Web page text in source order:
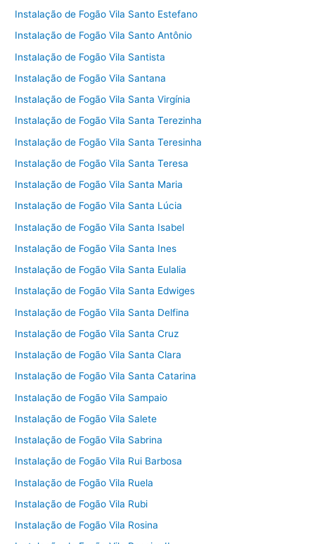
Instalação de Fogão Vila Santo Estefano
Instalação de Fogão Vila Santo Antônio
Instalação de Fogão Vila Santista
Instalação de Fogão Vila Santana
Instalação de Fogão Vila Santa Virgínia
Instalação de Fogão Vila Santa Terezinha
Instalação de Fogão Vila Santa Teresinha
Instalação de Fogão Vila Santa Teresa
Instalação de Fogão Vila Santa Maria
Instalação de Fogão Vila Santa Lúcia
Instalação de Fogão Vila Santa Isabel
Instalação de Fogão Vila Santa Ines
Instalação de Fogão Vila Santa Eulalia
Instalação de Fogão Vila Santa Edwiges
Instalação de Fogão Vila Santa Delfina
Instalação de Fogão Vila Santa Cruz
Instalação de Fogão Vila Santa Clara
Instalação de Fogão Vila Santa Catarina
Instalação de Fogão Vila Sampaio
Instalação de Fogão Vila Salete
Instalação de Fogão Vila Sabrina
Instalação de Fogão Vila Rui Barbosa
Instalação de Fogão Vila Ruela
Instalação de Fogão Vila Rubi
Instalação de Fogão Vila Rosina